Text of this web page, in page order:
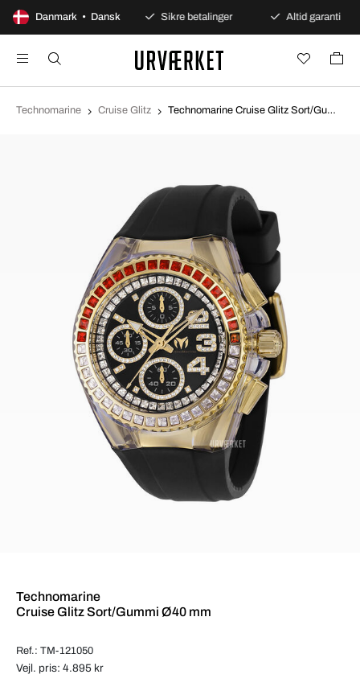
Danmark • Dansk
100 dages åbent køb Sikre betalinger Altid garanti
Technomarine Cruise Glitz Technomarine Cruise Glitz Sort/Gummi Ø40 mm TM-121050
Technomarine
Cruise Glitz Sort/Gummi Ø40 mm
Ref.: TM-121050
Vejl. pris: 4.895 kr